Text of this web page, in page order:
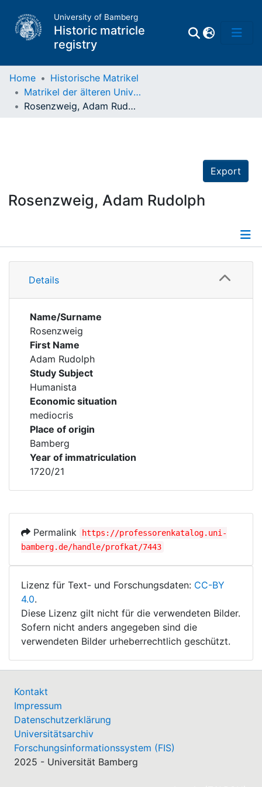
University of Bamberg
Historic matricle
registry
Matrikel
Home
Historische Matrikel
Matrikel der älteren Universität
Rosenzweig, Adam Rudolph
Export
Rosenzweig, Adam Rudolph
Details
Details
Name/Surname
Rosenzweig
First Name
Adam Rudolph
Study Subject
Humanista
Economic situation
mediocris
Place of origin
Bamberg
Year of immatriculation
1720/21
Permalink
https://professorenkatalog.uni-
bamberg.de/handle/profkat/7443
Lizenz für Text- und Forschungsdaten: CC-BY
4.0.
Diese Lizenz gilt nicht für die verwendeten Bilder.
Sofern nicht anders angegeben sind die
verwendeten Bilder urheberrechtlich geschützt.
Kontakt
Impressum
Datenschutzerklärung
Universitätsarchiv
Forschungsinformationssystem (FIS)
2025 - Universität Bamberg